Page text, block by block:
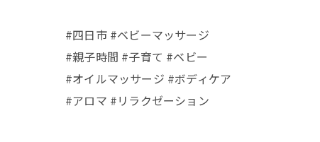
#四日市 #ベビーマッサージ
#親子時間 #子育て #ベビー
#オイルマッサージ #ボディケア
#アロマ #リラクゼーション